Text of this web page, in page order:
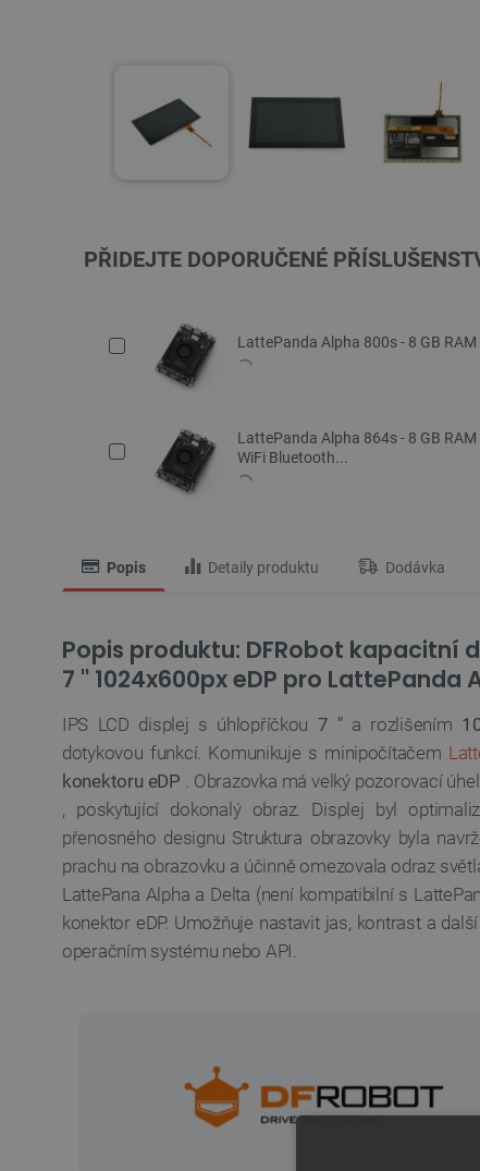
PŘIDEJTE DOPORUČENÉ
LattePanda Alpha 800s - 8 GB
LattePanda Alpha 864s - 8 GB
WiFi Bluetooth...
Popis Detaily produktu Dodávka
Popis produktu: DFRobot kapacitní
7 '' 1024x600px eDP pro LattePanda
IPS LCD displej s úhlopříčkou 7 "a rozlišením
dotykovou funkcí. Komunikuje s minipočítačem
konektoru eDP . Obrazovka má velký pozorovací úhel
, poskytující dokonalý obraz. Displej byl
přenosného designu Struktura obrazovky byla
prachu na obrazovku a účinně omezovala odraz
LattePana Alpha a Delta (není kompatibilní s
konektor eDP. Umožňuje nastavit jas, kontrast a
operačním systému nebo API.